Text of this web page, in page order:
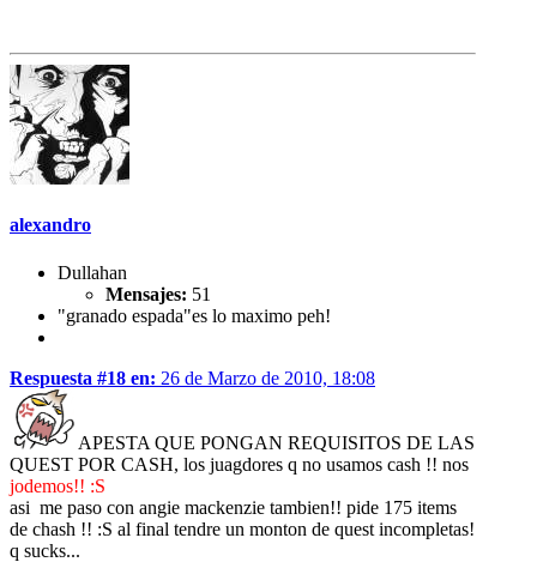
alexandro
Dullahan
Mensajes: 51
"granado espada"es lo maximo peh!
Respuesta #18 en: 26 de Marzo de 2010, 18:08
APESTA QUE PONGAN REQUISITOS DE LAS
QUEST POR CASH, los juagdores q no usamos cash !! nos
jodemos!! :S
asi me paso con angie mackenzie tambien!! pide 175 items
de chash !! :S al final tendre un monton de quest incompletas!
q sucks...